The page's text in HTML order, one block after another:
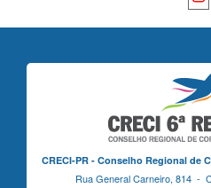
CRECI-PR - Conselho Regional de
Rua General Carneiro, 814 -